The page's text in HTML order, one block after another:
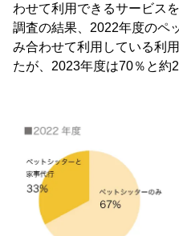
わせて利用できるサービス
調査の結果、2022年度のペ
み合わせて利用している利
たが、2023年度は70％と約2